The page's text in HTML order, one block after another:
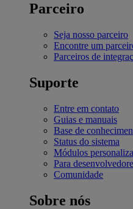
Parceiro
Seja nosso parceiro
Encontre um
Parceiros de
Suporte
Entre em contato
Guias e manuais
Base de
Status do sistema
Módulos
Para
Comunidade
Sobre nós